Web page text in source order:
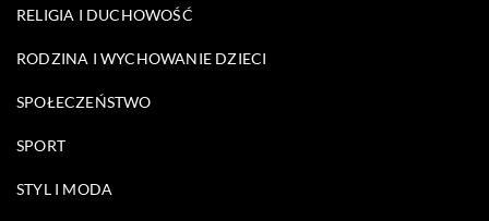
RELIGIA I DUCHOWOŚĆ
RODZINA I WYCHOWANIE DZIECI
SPOŁECZEŃSTWO
SPORT
STYL I MODA